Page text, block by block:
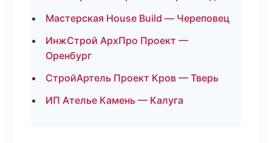
Мастерская House Build — Череповец
ИнжСтрой АрхПро Проект —
Оренбург
СтройАртель Проект Кров — Тверь
ИП Ателье Камень — Калуга